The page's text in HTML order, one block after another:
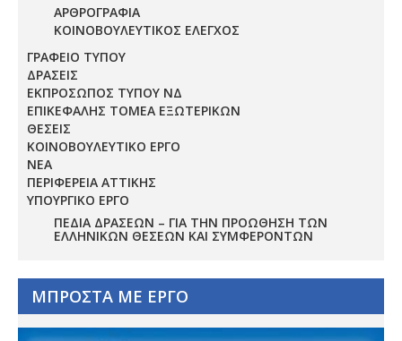
ΑΡΘΡΟΓΡΑΦΙΑ
ΚΟΙΝΟΒΟΥΛΕΥΤΙΚΟΣ ΕΛΕΓΧΟΣ
ΓΡΑΦΕΙΟ ΤΥΠΟΥ
ΔΡΑΣΕΙΣ
ΕΚΠΡΟΣΩΠΟΣ ΤΥΠΟΥ ΝΔ
ΕΠΙΚΕΦΑΛΗΣ ΤΟΜΕΑ ΕΞΩΤΕΡΙΚΩΝ
ΘΕΣΕΙΣ
ΚΟΙΝΟΒΟΥΛΕΥΤΙΚΟ ΕΡΓΟ
ΝΕΑ
ΠΕΡΙΦΕΡΕΙΑ ΑΤΤΙΚΗΣ
ΥΠΟΥΡΓΙΚΟ ΕΡΓΟ
ΠΕΔΊΑ ΔΡΆΣΕΩΝ – ΓΙΑ ΤΗΝ ΠΡΟΏΘΗΣΗ ΤΩΝ
ΕΛΛΗΝΙΚΏΝ ΘΈΣΕΩΝ ΚΑΙ ΣΥΜΦΕΡΌΝΤΩΝ
ΜΠΡΟΣΤΑ ΜΕ ΕΡΓΟ